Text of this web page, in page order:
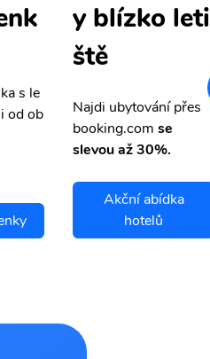
s le
od ob
y blízko leti
ště
Najdi ubytování přes
booking.com se
slevou až 30%.
Akční abídka
hotelů